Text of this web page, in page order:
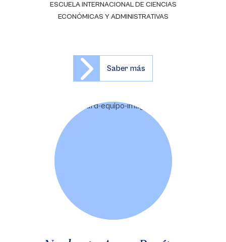
ESCUELA INTERNACIONAL DE CIENCIAS
ECONÓMICAS Y ADMINISTRATIVAS
Saber más